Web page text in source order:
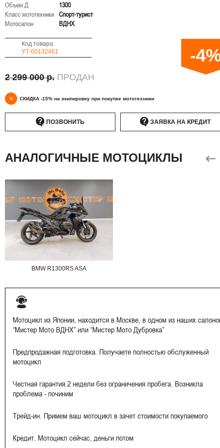
Объем Д
1300
Класс мототехники Спорт-турист
Мотосалон
ВДНХ
Код товара:
УТ-00132461
-
2 299 000 р. ПРОДАН
% СКИДКА -15% на экипировку при покупке мототехники
ПОЗВОНИТЬ ЗАЯВКА НА КРЕДИТ
АНАЛОГИЧНЫЕ МОТОЦИКЛЫ
BMW R1300RS ASA
Мотоцикл из Японии, находится в Москве, в одном из наших
“Мистер Мото ВДНХ” или “Мистер Мото Дубровка”
Предпродажная подготовка. Получаете полностью обслуженный
мотоцикл
Честная гарантия 2 недели без ограничения пробега. Возникла
проблема - починим
Трейд-ин. Примем ваш мотоцикл в зачет стоимости покупаемого
Кредит. Мотоцикл сейчас, деньги потом